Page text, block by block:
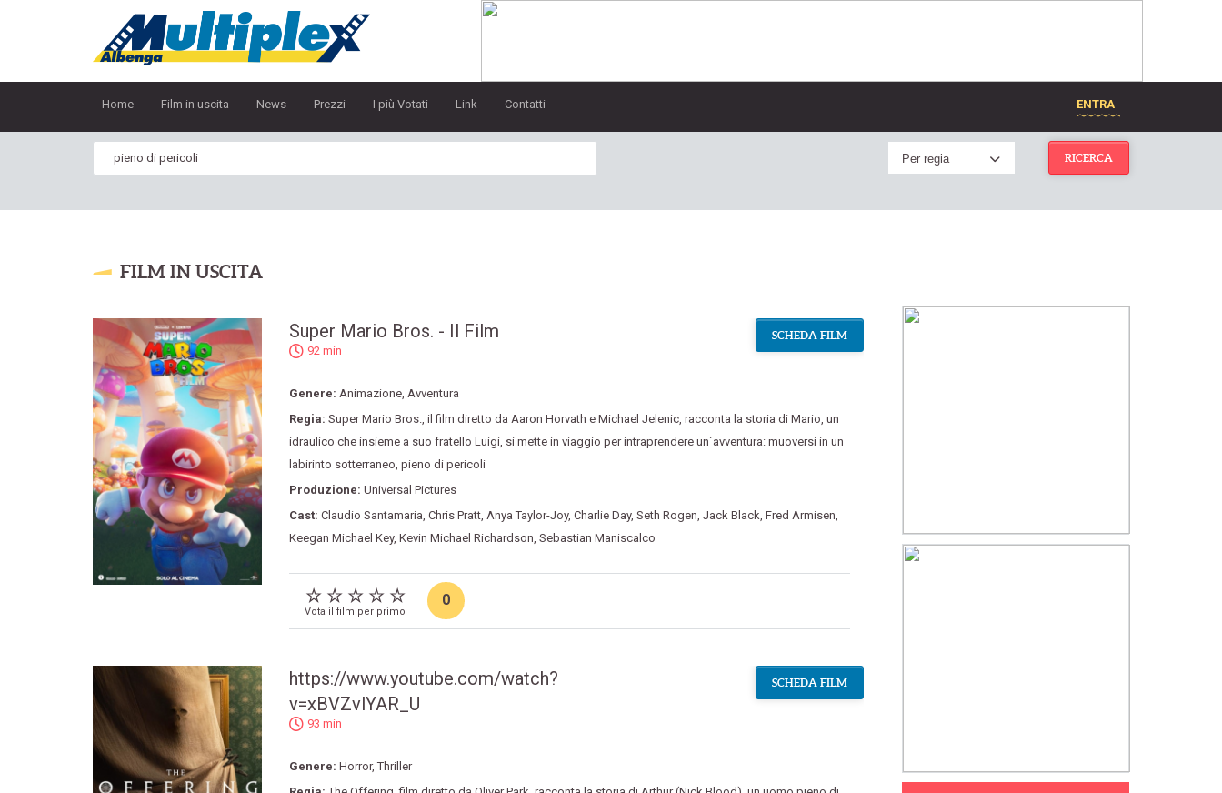
Home Film in uscita News Prezzi I più Votati Link Contatti ENTRA
Per regia RICERCA
FILM IN USCITA
Super Mario Bros. - Il Film
92 min
Genere: Animazione, Avventura
Regia: Super Mario Bros., il film diretto da Aaron Horvath e Michael Jelenic, racconta la storia di Mario, un
idraulico che insieme a suo fratello Luigi, si mette in viaggio per intraprendere un´avventura: muoversi in un
labirinto sotterraneo, pieno di pericoli
Produzione: Universal Pictures
Cast: Claudio Santamaria, Chris Pratt, Anya Taylor-Joy, Charlie Day, Seth Rogen, Jack Black, Fred Armisen,
Keegan Michael Key, Kevin Michael Richardson, Sebastian Maniscalco
SCHEDA FILM
Vota il film per primo
0
https://www.youtube.com/watch?
v=xBVZvlYAR_U
93 min
Genere: Horror,Thriller
SCHEDA FILM